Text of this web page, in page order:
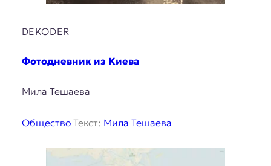
DEKODER
Фотодневник из Киева
Мила Тешаева
ОбществоТекст: Мила Тешаева